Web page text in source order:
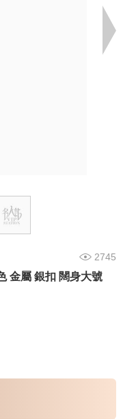
2745
金屬 銀扣 闊身大號